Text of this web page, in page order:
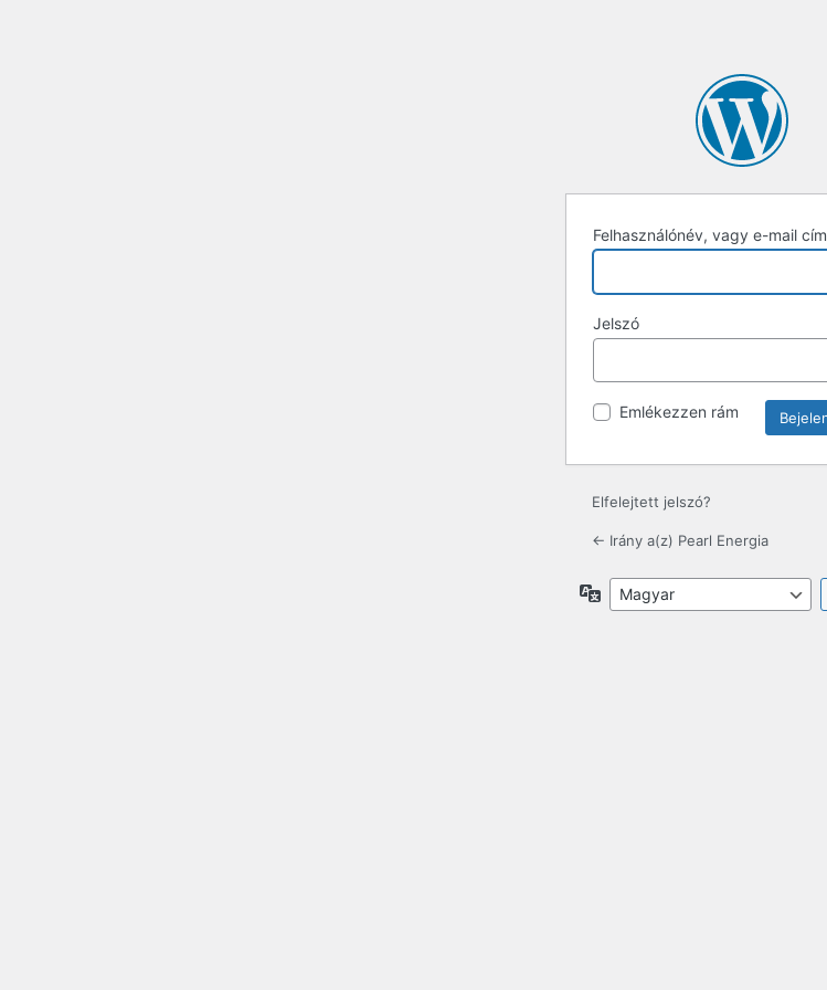
Felhasználónév, vagy e-mail cím
Jelszó
Emlékezzen rám
Elfelejtett jelszó?
← Irány a(z) Pearl Energia
Nyelv